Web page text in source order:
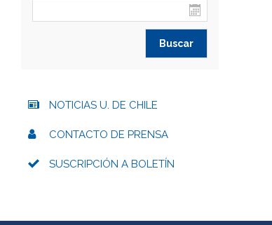
NOTICIAS U. DE CHILE
CONTACTO DE PRENSA
SUSCRIPCIÓN A BOLETÍN